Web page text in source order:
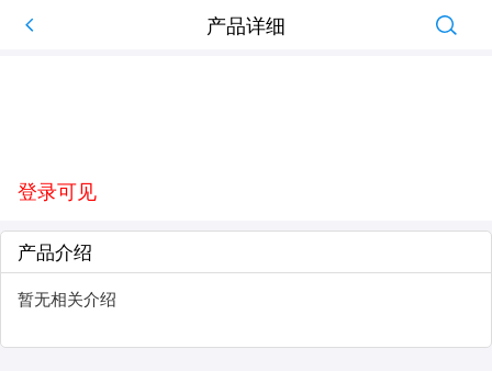
产品详细
登录可见
产品介绍
暂无相关介绍